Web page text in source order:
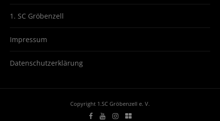
1. SC Gröbenzell
Impressum
Datenschutzerklärung
Copyright 1.SC Gröbenzell e. V.